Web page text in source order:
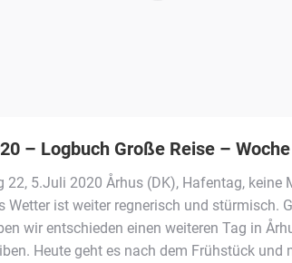
– Logbuch Große Reise –
22, 5.Juli 2020 Århus (DK), Hafentag, keine
Wetter ist weiter regnerisch und stürmisch.
wir entschieden einen weiteren Tag in
Heute geht es nach dem Frühstück und